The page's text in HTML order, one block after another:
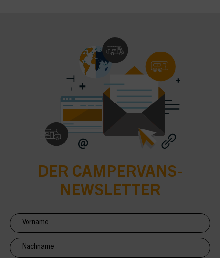
DER CAMPERVANS-
NEWSLETTER
Newsletter
Anmeldung
CV